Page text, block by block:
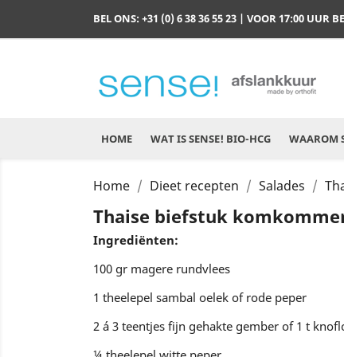
BEL ONS: +31 (0) 6 38 36 55 23 | VOOR 17:00 UUR
HOME WAT IS SENSE! BIO-HCG WAAROM
Home Dieet recepten Salades
Thaise biefstuk
Ingrediënten:
100 gr magere rundvlees
1 theelepel sambal oelek of rode peper
2 á 3 teentjes fijn gehakte gember of 1 t